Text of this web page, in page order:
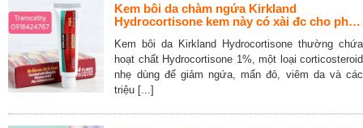
Kem bôi da chàm ngứa Kirkland
Hydrocortisone kem này có xài đc cho phụ
Kem bôi da Kirkland Hydrocortisone thường chứa
hoạt chất Hydrocortisone 1%, một loại corticosteroid
nhẹ dùng để giảm ngứa, mẩn đỏ, viêm da và các
triệu [...]